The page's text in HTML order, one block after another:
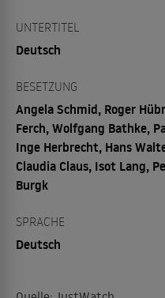
UNTERTITEL
Deutsch
BESETZUNG
Angela Schmid, Roger
Ferch, Wolfgang Bathke,
Inge Herbrecht, Hans
Claudia Claus, Isot Lang,
Burgk
SPRACHE
Deutsch